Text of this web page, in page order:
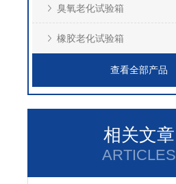
臭氧老化试验箱
橡胶老化试验箱
查看全部产品
相关文章
ARTICLES